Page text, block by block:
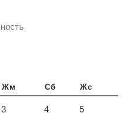
Жм Сб Жс
3 4 5